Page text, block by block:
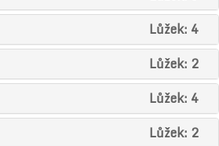
Lůžek: 4
Lůžek: 2
Lůžek: 4
Lůžek: 2